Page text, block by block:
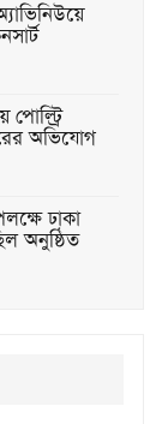
পোল্ট্রি
অভিযোগ
ঢাকা
অনুষ্ঠিত